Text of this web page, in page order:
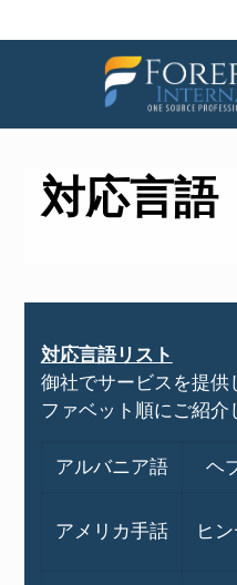
対応言語
対応言語リスト
御社でサービスを提供
ファベット順にご紹介
アルバニア語 ヘ
アメリカ手話 ヒ